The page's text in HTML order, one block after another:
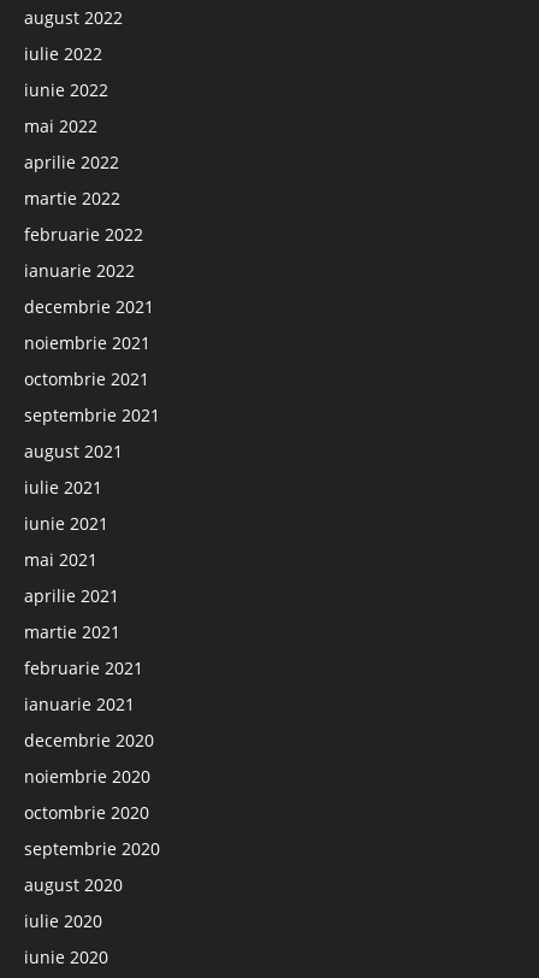
august 2022
iulie 2022
iunie 2022
mai 2022
aprilie 2022
martie 2022
februarie 2022
ianuarie 2022
decembrie 2021
noiembrie 2021
octombrie 2021
septembrie 2021
august 2021
iulie 2021
iunie 2021
mai 2021
aprilie 2021
martie 2021
februarie 2021
ianuarie 2021
decembrie 2020
noiembrie 2020
octombrie 2020
septembrie 2020
august 2020
iulie 2020
iunie 2020